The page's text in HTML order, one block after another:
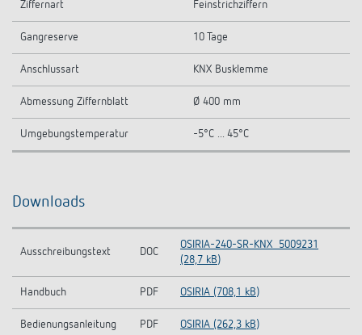
Ziffernart Feinstrichziffern
Gangreserve 10 Tage
Anschlussart KNX Busklemme
Abmessung Ziffernblatt Ø 400 mm
Umgebungstemperatur -5°C ... 45°C
Downloads
Ausschreibungstext DOC
OSIRIA-240-SR-KNX_5009231
(28,7 kB)
Handbuch PDF OSIRIA (708,1 kB)
Bedienungsanleitung PDF OSIRIA (262,3 kB)